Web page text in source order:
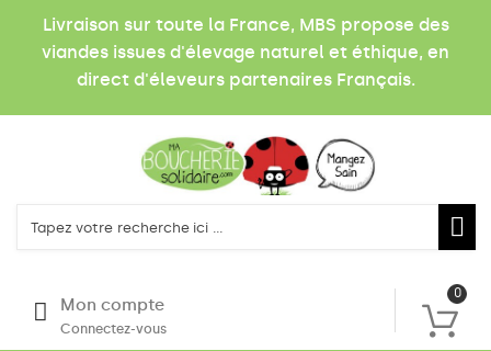
Livraison sur toute la France, MBS propose des
viandes issues d'élevage naturel et éthique, en
direct d'éleveurs partenaires Français.
Mon compte
Connectez-vous
0